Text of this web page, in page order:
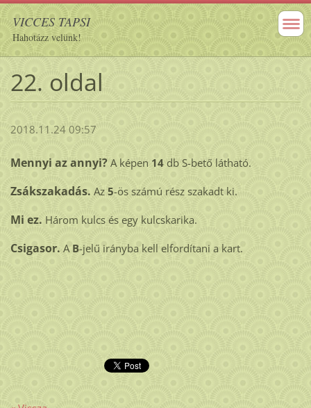
VICCES TAPSI
Hahotázz velünk!
22. oldal
2018.11.24 09:57
Mennyi az annyi? A képen 14db S-bető látható.
Zsákszakadás. Az 5-ös számú rész szakadt ki.
Mi ez. Három kulcs és egy kulcskarika.
Csigasor. A B-jelű irányba kell elfordítani a kart.